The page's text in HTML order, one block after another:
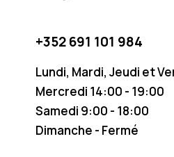
+352 691 101 984
Lundi, Mardi, Jeudi et
Mercredi 14:00 - 19:00
Samedi 9:00 - 18:00
Dimanche - Fermé